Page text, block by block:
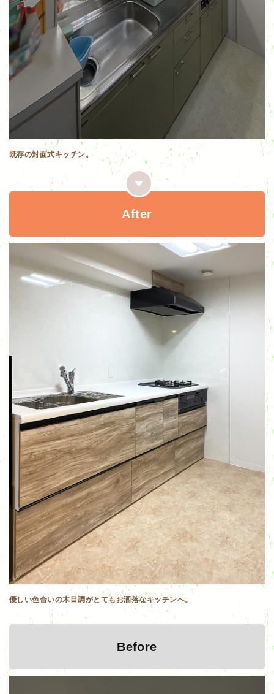
既存の対面式キッチン。
After
優しい色合いの木目調がとてもお洒落なキッチンへ。
Before